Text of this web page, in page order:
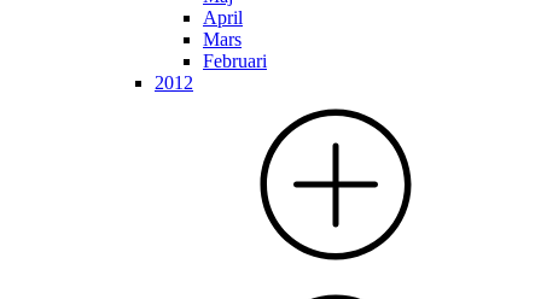
April
Mars
Februari
2012